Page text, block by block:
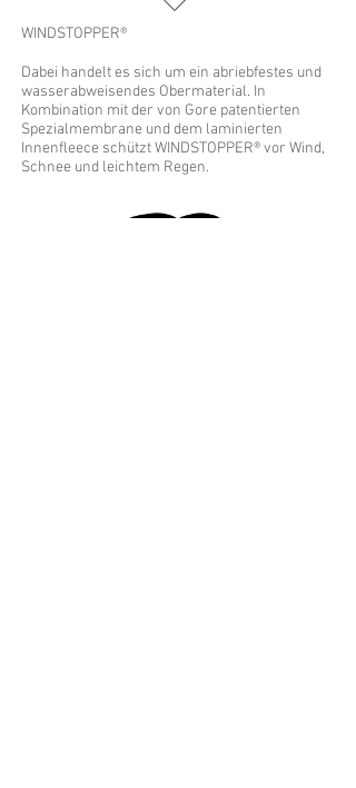
WINDSTOPPER®
Dabei handelt es sich um ein abriebfestes und
wasserabweisendes Obermaterial. In
Kombination mit der von Gore patentierten
Spezialmembrane und dem laminierten
Innenfleece schützt WINDSTOPPER® vor Wind,
Schnee und leichtem Regen.